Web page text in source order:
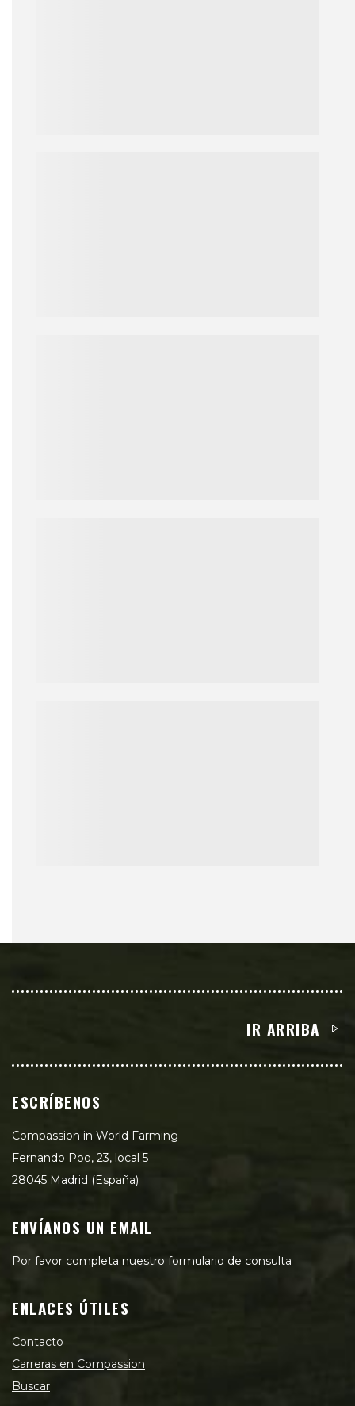
IR ARRIBA
ESCRÍBENOS
Compassion in World Farming
Fernando Poo, 23, local 5
28045 Madrid (España)
ENVÍANOS UN EMAIL
Por favor completa nuestro formulario de consulta
ENLACES ÚTILES
Contacto
Carreras en Compassion
Buscar